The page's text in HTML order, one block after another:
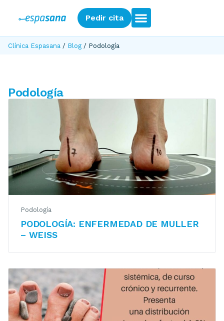
Pedir cita
Clínica Espasana / Blog / Podología
Podología
Podología
PODOLOGÍA: ENFERMEDAD DE MULLER
– WEISS